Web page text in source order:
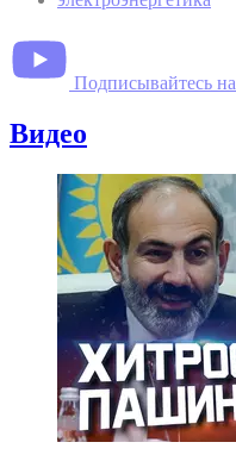
Подписывайтесь
Видео